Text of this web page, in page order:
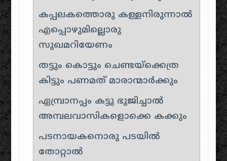
കപ്പലകത്തൊരു കള്ളനിരുന്നാൽ
എപ്പൊഴുമില്ലൊരു
സുഖമറിയേണം
തട്ടും കൊട്ടും ചെണ്ടയ്ക്കെത്ര
കിട്ടും പണമത് മാരാന്മാർക്കും
ഏമ്പ്രാനപ്പം കട്ടു ഭുജിച്ചാൽ
അമ്പലവാസികളൊക്കെ കക്കും
പടനായകനൊരു പടയിൽ
തോറ്റാൽ